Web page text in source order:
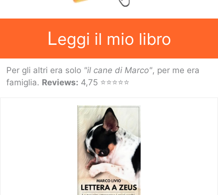
Leggi il mio libro
Per gli altri era solo "il cane di Marco", per me era
famiglia. Reviews: 4,75 ⭐⭐⭐⭐⭐